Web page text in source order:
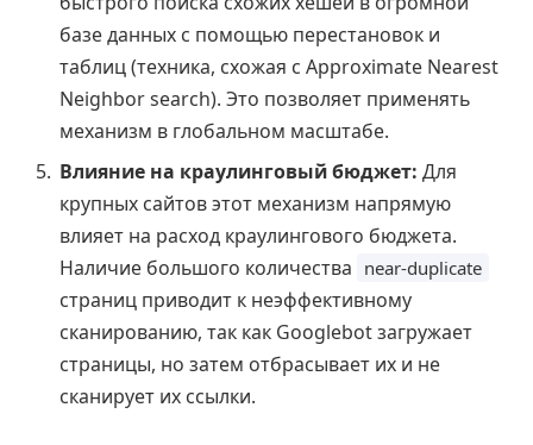
базе данных с помощью перестановок и
таблиц (техника, схожая с Approximate Nearest
Neighbor search). Это позволяет применять
механизм в глобальном масштабе.
Влияние на краулинговый бюджет: Для
крупных сайтов этот механизм напрямую
влияет на расход краулингового бюджета.
Наличие большого количества near-duplicate
страниц приводит к неэффективному
сканированию, так как Googlebot загружает
страницы, но затем отбрасывает их и не
сканирует их ссылки.